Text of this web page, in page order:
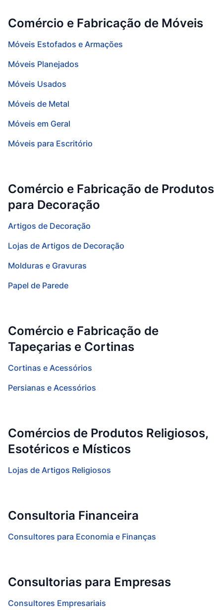
Comércio e Fabricação de Móveis
Móveis Estofados e Armações
Móveis Planejados
Móveis Usados
Móveis de Metal
Móveis em Geral
Móveis para Escritório
Comércio e Fabricação de Produtos
para Decoração
Artigos de Decoração
Lojas de Artigos de Decoração
Molduras e Gravuras
Papel de Parede
Comércio e Fabricação de
Tapeçarias e Cortinas
Cortinas e Acessórios
Persianas e Acessórios
Comércios de Produtos Religiosos,
Esotéricos e Místicos
Lojas de Artigos Religiosos
Consultoria Financeira
Consultores para Economia e Finanças
Consultorias para Empresas
Consultores Empresariais